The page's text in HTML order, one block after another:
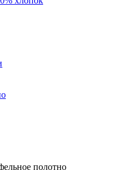
полотно